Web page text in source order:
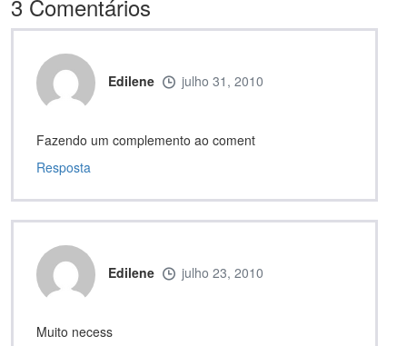
3 Comentários
Edilene julho 31, 2010
Fazendo um complemento ao coment
Resposta
Edilene julho 23, 2010
Muito necess